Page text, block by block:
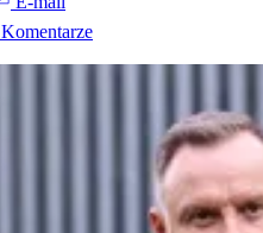
Komentarze